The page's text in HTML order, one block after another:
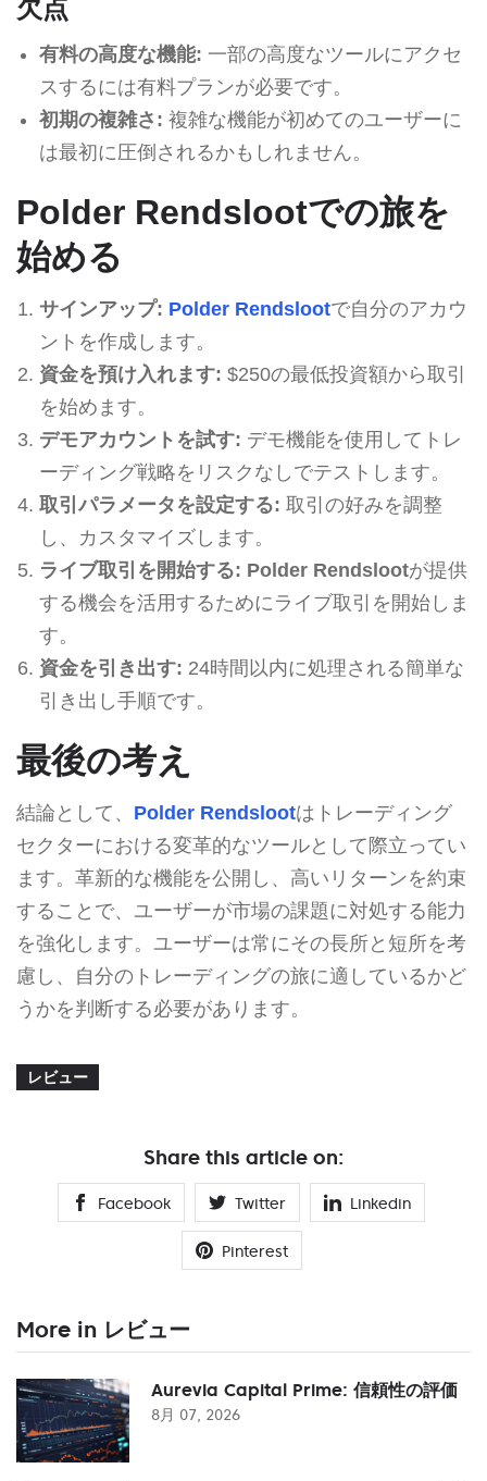
欠点
有料の高度な機能: 一部の高度なツールにアクセ
スするには有料プランが必要です。
初期の複雑さ: 複雑な機能が初めてのユーザーに
は最初に圧倒されるかもしれません。
Polder Rendslootでの旅を
始める
サインアップ: Polder Rendslootで自分のアカウ
ントを作成します。
資金を預け入れます: $250の最低投資額から取引
を始めます。
デモアカウントを試す: デモ機能を使用してトレ
ーディング戦略をリスクなしでテストします。
取引パラメータを設定する: 取引の好みを調整
し、カスタマイズします。
ライブ取引を開始する: Polder Rendslootが提供
する機会を活用するためにライブ取引を開始しま
す。
資金を引き出す: 24時間以内に処理される簡単な
引き出し手順です。
最後の考え
結論として、 Polder Rendslootはトレーディング
セクターにおける変革的なツールとして際立ってい
ます。革新的な機能を公開し、高いリターンを約束
することで、ユーザーが市場の課題に対処する能力
を強化します。ユーザーは常にその長所と短所を考
慮し、自分のトレーディングの旅に適しているかど
うかを判断する必要があります。
レビュー
Share this article on:
Facebook Twitter Linkedin
Pinterest
More in レビュー
Aurevia Capital Prime: 信頼性の評価
8月 07, 2026